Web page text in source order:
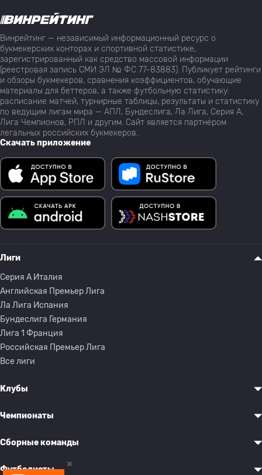
Винрейтинг — независимый информационный ресурс о
букмекерских конторах и спортивной статистике,
зарегистрированный как средство массовой информации
(реестровая запись СМИ ЭЛ № ФС 77-83883). Публикует рейтинги
и обзоры букмекеров, сравнения коэффициентов, обучающие
материалы для беттеров, а также футбольную статистику:
расписание матчей, турнирные таблицы, результаты и статистику
по ведущим лигам мира — АПЛ, Бундеслига, Ла Лига, Серия А,
Лига Чемпионов, РПЛ и другим. Сайт является партнёром
легальных российских букмекеров.
Скачать приложение
Лиги
Серия A Италия
Английская Премьер Лига
Ла Лига Испания
Бундеслига Германия
Лига 1 Франция
Российская Премьер Лига
Все лиги
Клубы
Чемпионаты
Сборные команды
Футболисты